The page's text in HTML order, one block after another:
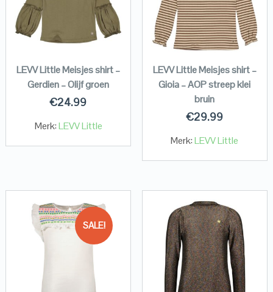
LEVV Little Meisjes shirt –
Gerdien – Olijf groen
€24.99
Merk:LEVV Little
LEVV Little Meisjes shirt –
Gioia – AOP streep klei
bruin
€29.99
Merk:LEVV Little
SALE!